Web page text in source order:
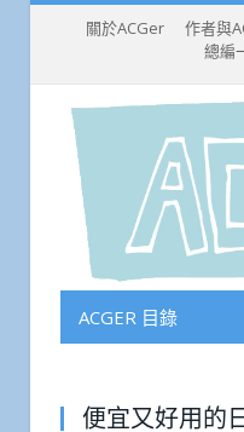
關於ACGer 作者與
總編
ACGER 目錄
便宜又好用的